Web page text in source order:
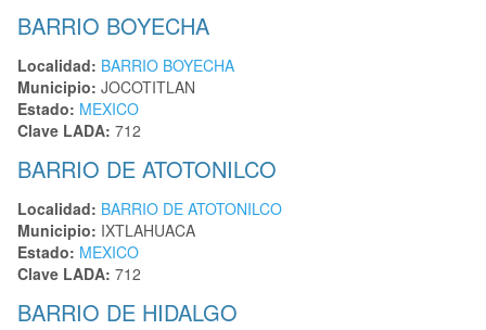
BARRIO BOYECHA
Localidad: BARRIO BOYECHA
Municipio: JOCOTITLAN
Estado: MEXICO
Clave LADA: 712
BARRIO DE ATOTONILCO
Localidad: BARRIO DE ATOTONILCO
Municipio: IXTLAHUACA
Estado: MEXICO
Clave LADA: 712
BARRIO DE HIDALGO